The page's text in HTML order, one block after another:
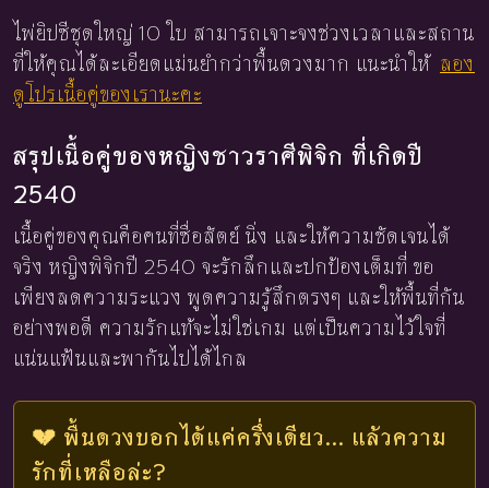
ไพ่ยิปซีชุดใหญ่ 10 ใบ สามารถเจาะจงช่วงเวลาและสถาน
ที่ให้คุณได้ละเอียดแม่นยำกว่าพื้นดวงมาก แนะนำให้ ลอง
ดูโปรเนื้อคู่ของเรานะคะ
สรุปเนื้อคู่ของหญิงชาวราศีพิจิก ที่เกิดปี
2540
เนื้อคู่ของคุณคือคนที่ซื่อสัตย์ นิ่ง และให้ความชัดเจนได้
จริง หญิงพิจิกปี 2540 จะรักลึกและปกป้องเต็มที่ ขอ
เพียงลดความระแวง พูดความรู้สึกตรงๆ และให้พื้นที่กัน
อย่างพอดี ความรักแท้จะไม่ใช่เกม แต่เป็นความไว้ใจที่
แน่นแฟ้นและพากันไปได้ไกล
💔 พื้นดวงบอกได้แค่ครึ่งเดียว... แล้วความ
รักที่เหลือล่ะ?